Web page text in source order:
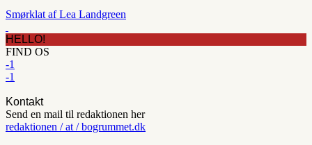
Smørklat af Lea Landgreen
HELLO!
FIND OS
-1
-1
Kontakt
Send en mail til redaktionen her
redaktionen / at / bogrummet.dk